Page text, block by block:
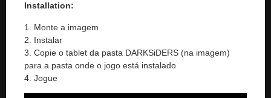
Installation:
1. Monte a imagem
2. Instalar
3. Copie o tablet da pasta DARKSiDERS (na imagem)
para a pasta onde o jogo está instalado
4. Jogue